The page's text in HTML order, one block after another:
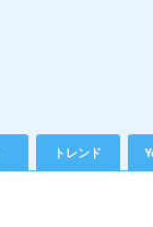
トレンド